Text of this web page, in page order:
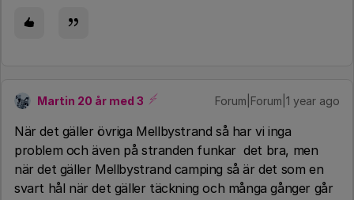
Martin 20 år med 3 Forum|Forum|1 year ago
När det gäller övriga Mellbystrand så har vi inga
problem och även på stranden funkar det bra, men
när det gäller Mellbystrand camping så är det som en
svart hål när det gäller täckning och många gånger går